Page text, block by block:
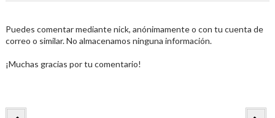
Puedes comentar mediante nick, anónimamente o con tu cuenta de
correo o similar. No almacenamos ninguna información.
¡Muchas gracias por tu comentario!